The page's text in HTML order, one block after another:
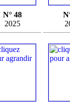
N° 48
2025